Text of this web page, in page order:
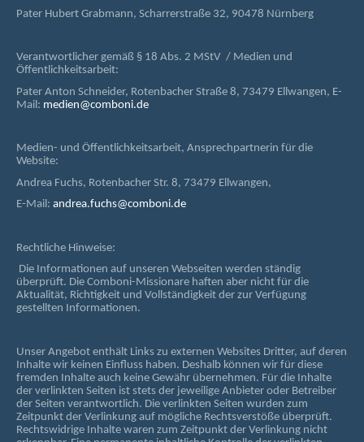
Pater Hubert Grabmann, Scharrerstraße 32, 90478 Nürnberg
Verantwortlicher gemäß § 18 Abs. 2 MStV / Medien und
Öffentlichkeitsarbeit:
Pater Anton Schneider, Rotenbacher Straße 8, 73479 Ellwangen, E-
Mail: medien@comboni.de
Medien- und Öffentlichkeitsarbeit, Ansprechpartnerin für die
Website:
Andrea Fuchs, Rotenbacher Str. 8, 73479 Ellwangen,
E-Mail: andrea.fuchs@comboni.de
Rechtliche Hinweise:
Die Informationen auf unseren Webseiten werden ständig
überprüft. Die Comboni-Missionare haften aber nicht für die
Aktualität, Richtigkeit und Vollständigkeit der zur Verfügung
gestellten Informationen.
Unser Angebot enthält Links zu externen Websites Dritter, auf deren
Inhalte wir keinen Einfluss haben. Deshalb können wir für diese
fremden Inhalte auch keine Gewähr übernehmen. Für die Inhalte
der verlinkten Seiten ist stets der jeweilige Anbieter oder Betreiber
der Seiten verantwortlich. Die verlinkten Seiten wurden zum
Zeitpunkt der Verlinkung auf mögliche Rechtsverstöße überprüft.
Rechtswidrige Inhalte waren zum Zeitpunkt der Verlinkung nicht